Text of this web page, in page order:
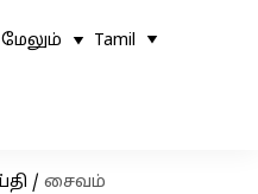
மேலும் Tamil
/ சைவம்